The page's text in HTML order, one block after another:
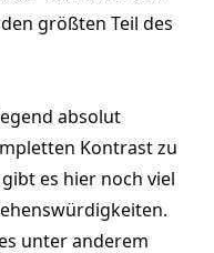
größten Teil des
absolut
Kontrast zu
es hier noch viel
unter anderem